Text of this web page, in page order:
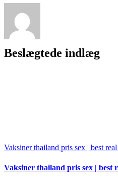
Beslægtede indlæg
Vaksiner thailand pris sex | best
Vaksiner thailand pris sex | best